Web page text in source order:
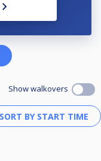
Show walkovers